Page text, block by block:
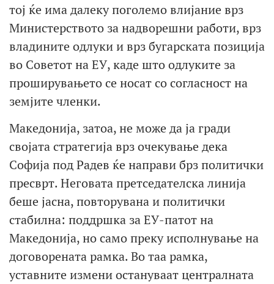
тој ќе има далеку поголемо влијание врз
Министерството за надворешни работи, врз
владините одлуки и врз бугарската позиција
во Советот на ЕУ, каде што одлуките за
проширувањето се носат со согласност на
земјите членки.
Македонија, затоа, не може да ја гради
својата стратегија врз очекување дека
Софија под Радев ќе направи брз политички
пресврт. Неговата претседателска линија
беше јасна, повторувана и политички
стабилна: поддршка за ЕУ-патот на
Македонија, но само преку исполнување на
договорената рамка. Во таа рамка,
уставните измени остануваат централната